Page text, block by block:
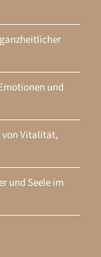
und
von Vitalität,
und Seele im